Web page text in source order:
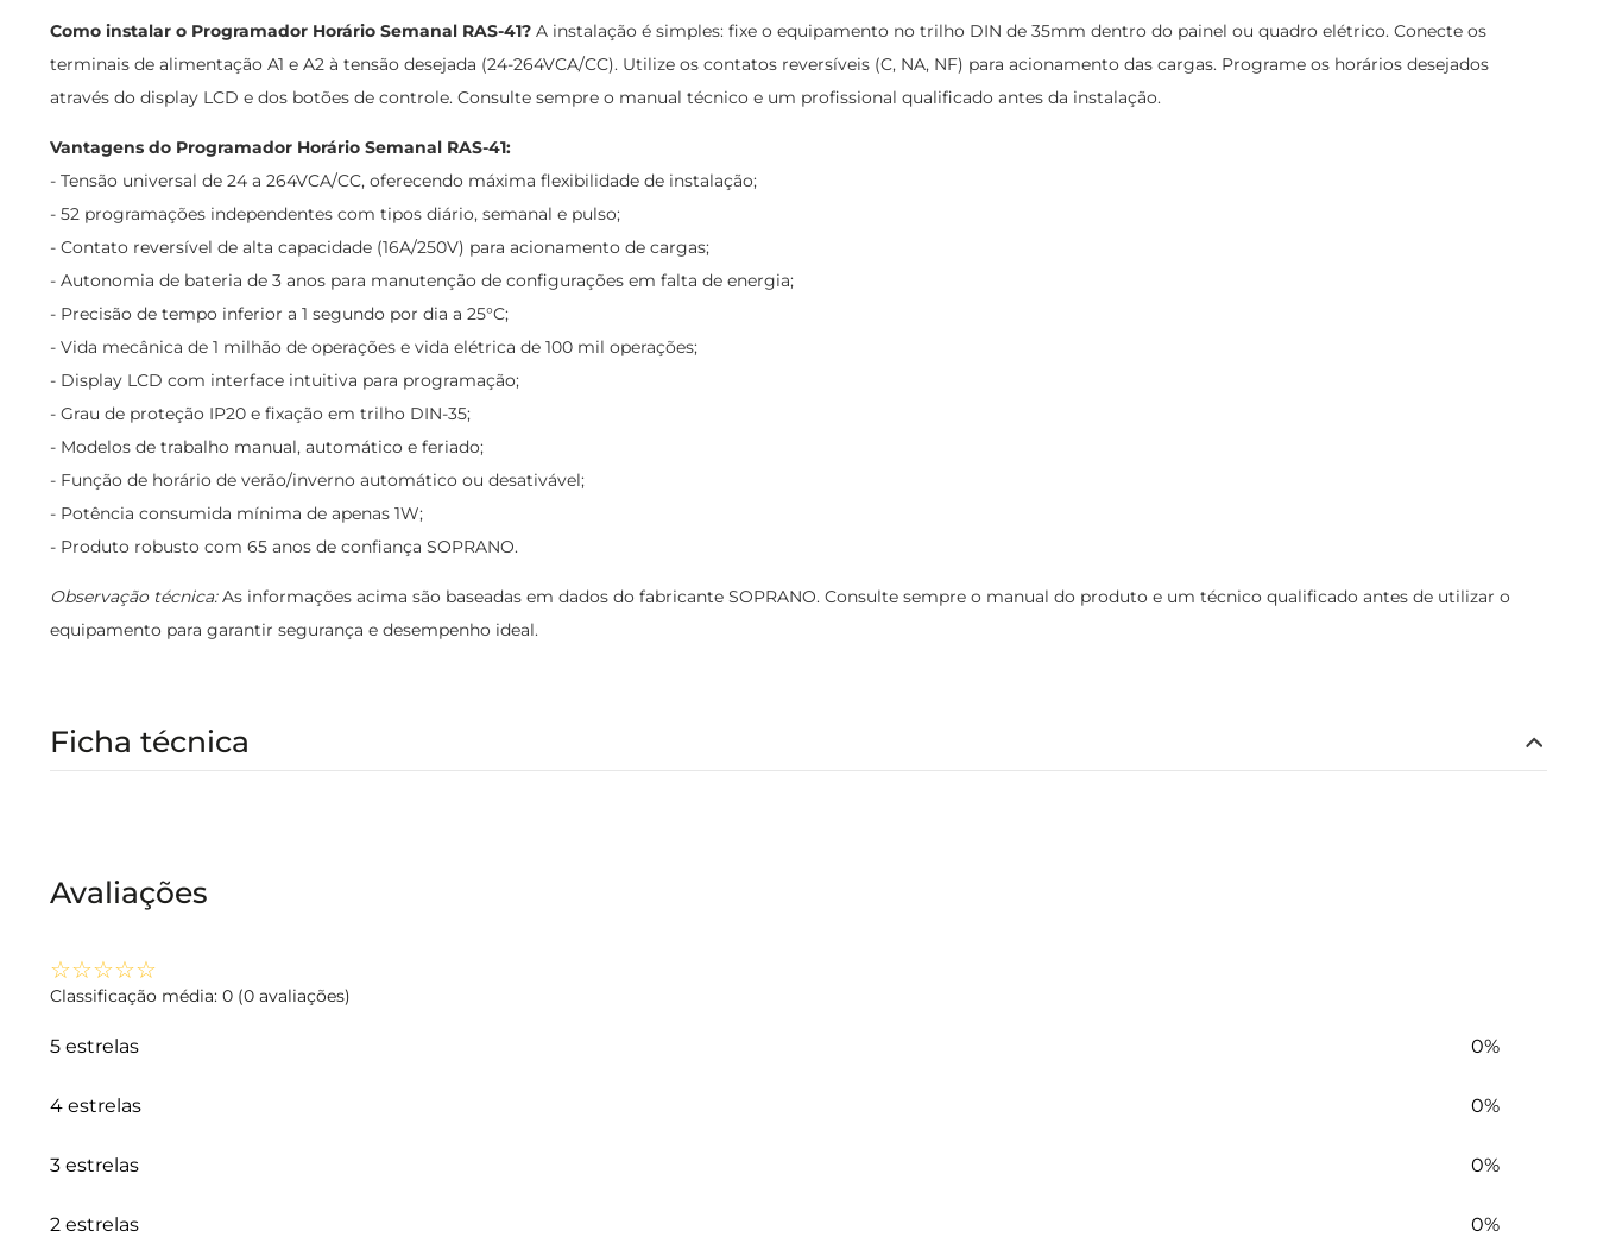
Como instalar o Programador Horário Semanal RAS-41? A instalação é simples: fixe o equipamento no trilho DIN de 35mm dentro do painel ou quadro elétrico. Conecte os
terminais de alimentação A1 e A2 à tensão desejada (24-264VCA/CC). Utilize os contatos reversíveis (C, NA, NF) para acionamento das cargas. Programe os horários desejados
através do display LCD e dos botões de controle. Consulte sempre o manual técnico e um profissional qualificado antes da instalação.
Vantagens do Programador Horário Semanal RAS-41:
- Tensão universal de 24 a 264VCA/CC, oferecendo máxima flexibilidade de instalação;
- 52 programações independentes com tipos diário, semanal e pulso;
- Contato reversível de alta capacidade (16A/250V) para acionamento de cargas;
- Autonomia de bateria de 3 anos para manutenção de configurações em falta de energia;
- Precisão de tempo inferior a 1 segundo por dia a 25°C;
- Vida mecânica de 1 milhão de operações e vida elétrica de 100 mil operações;
- Display LCD com interface intuitiva para programação;
- Grau de proteção IP20 e fixação em trilho DIN-35;
- Modelos de trabalho manual, automático e feriado;
- Função de horário de verão/inverno automático ou desativável;
- Potência consumida mínima de apenas 1W;
- Produto robusto com 65 anos de confiança SOPRANO.
Observação técnica:As informações acima são baseadas em dados do fabricante SOPRANO. Consulte sempre o manual do produto e um técnico qualificado antes de utilizar o
equipamento para garantir segurança e desempenho ideal.
Ficha técnica
Avaliações
☆☆☆☆☆
Classificação média: 0 (0 avaliações)
5 estrelas 0%
4 estrelas 0%
3 estrelas 0%
2 estrelas 0%